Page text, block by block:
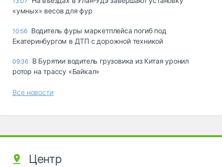
«yмныx» вecoв для фyp
10:56 Водитель фуры маркетплейса погиб под
Екатеринбургом в ДТП с дорожной техникой
09:36 В Бурятии водитель грузовика из Китая уронил
ротор на трассу «Байкал»
Все новости
Центр